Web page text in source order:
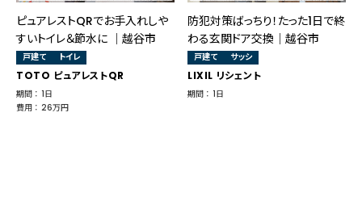
ピュアレストQRでお手入れしや
すいトイレ＆節水に ｜越谷市
戸建て トイレ
TOTO ピュアレストQR
期間 ： 1日
費用 ： 26万円
防犯対策ばっちり！たった1日で終
わる玄関ドア交換│越谷市
戸建て サッシ
LIXIL リシェント
期間 ： 1日